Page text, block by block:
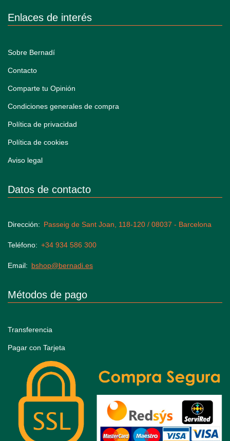
Enlaces de interés
Sobre Bernadí
Contacto
Comparte tu Opinión
Condiciones generales de compra
Política de privacidad
Política de cookies
Aviso legal
Datos de contacto
Dirección Passeig de Sant Joan, 118-120 / 08037 - Barcelona
Teléfono +34 934 586 300
Email bshop@bernadi.es
Métodos de pago
Transferencia
Pagar con Tarjeta